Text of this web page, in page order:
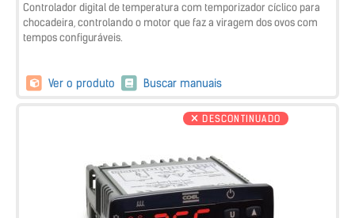
Controlador digital de temperatura com temporizador cíclico para
chocadeira, controlando o motor que faz a viragem dos ovos com
tempos configuráveis.
Ver o produto Buscar manuais
DESCONTINUADO